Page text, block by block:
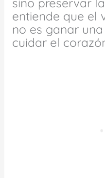
entiende que el
no es ganar
cuidar el